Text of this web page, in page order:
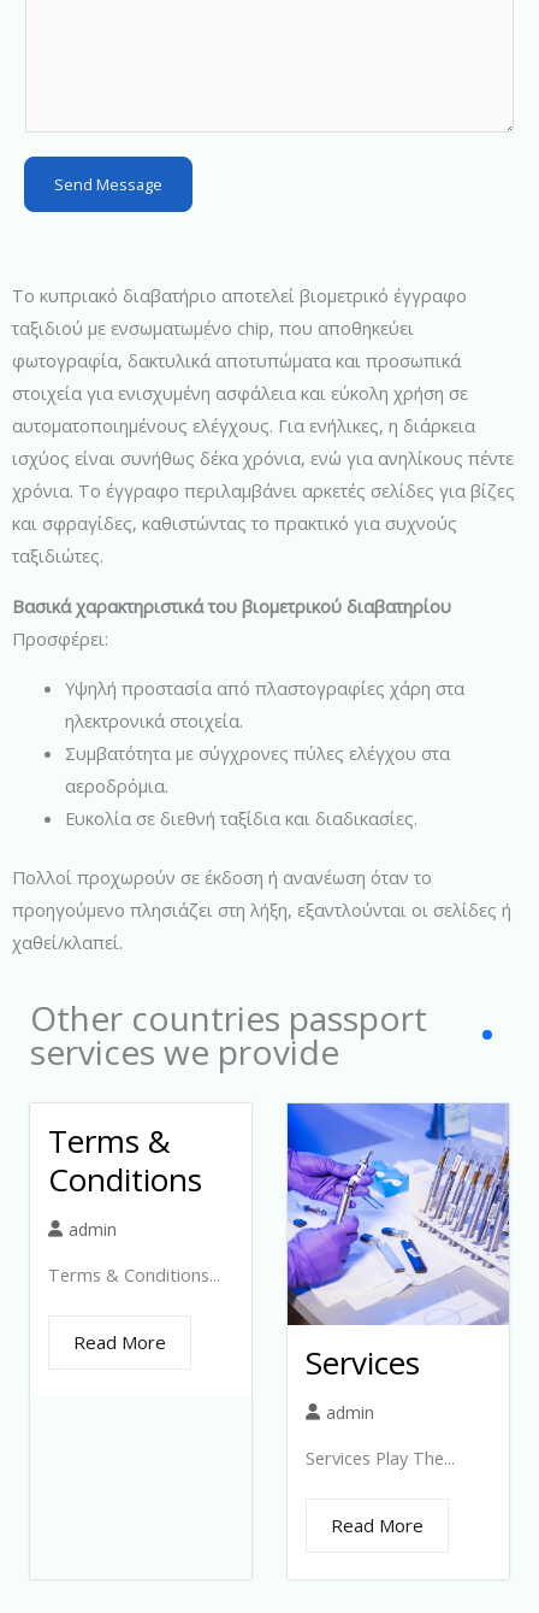
e
s
+Send Message
Το κυπριακό διαβατήριο αποτελεί βιομετρικό έγγραφο
ταξιδιού με ενσωματωμένο chip, που αποθηκεύει
φωτογραφία, δακτυλικά αποτυπώματα και προσωπικά
στοιχεία για ενισχυμένη ασφάλεια και εύκολη χρήση σε
αυτοματοποιημένους ελέγχους. Για ενήλικες, η διάρκεια
ισχύος είναι συνήθως δέκα χρόνια, ενώ για ανηλίκους πέντε
χρόνια. Το έγγραφο περιλαμβάνει αρκετές σελίδες για βίζες
και σφραγίδες, καθιστώντας το πρακτικό για συχνούς
ταξιδιώτες.
Βασικά χαρακτηριστικά του βιομετρικού διαβατηρίου
Προσφέρει:
Υψηλή προστασία από πλαστογραφίες χάρη στα
ηλεκτρονικά στοιχεία.
Συμβατότητα με σύγχρονες πύλες ελέγχου στα
αεροδρόμια.
Ευκολία σε διεθνή ταξίδια και διαδικασίες.
Πολλοί προχωρούν σε έκδοση ή ανανέωση όταν το
προηγούμενο πλησιάζει στη λήξη, εξαντλούνται οι σελίδες ή
χαθεί/κλαπεί.
Other countries passport
services we provide
Terms &
Conditions
admin
Terms & Conditions...
Read More Services
admin
Services Play The...
Read More